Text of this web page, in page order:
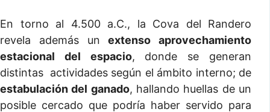
En torno al 4.500 a.C., la Cova del Randero
revela además unextenso aprovechamiento
estacional del espacio, donde se generan
distintas actividades según el ámbito interno; de
estabulación del ganado, hallando huellas de un
posible cercado que podría haber servido para